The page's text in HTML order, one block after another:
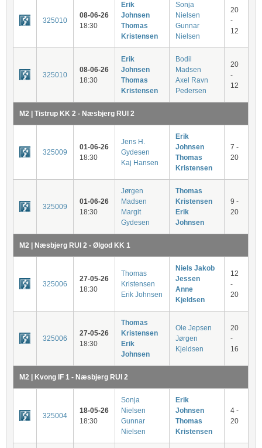
325010
08-06-26
18:30
Erik
Johnsen
Thomas
Kristensen
Sonja
Nielsen
Gunnar
Nielsen
20
-
12
325010
08-06-26
18:30
Erik
Johnsen
Thomas
Kristensen
Bodil
Madsen
Axel Ravn
Pedersen
20
-
12
M2 | Tistrup KK 2 - Næsbjerg RUI 2
325009
01-06-26
18:30
Jens H.
Gydesen
Kaj Hansen
Erik
Johnsen
Thomas
Kristensen
7 -
20
325009
01-06-26
18:30
Jørgen
Madsen
Margit
Gydesen
Thomas
Kristensen
Erik
Johnsen
9 -
20
M2 | Næsbjerg RUI 2 - Ølgod KK 1
325006
27-05-26
18:30
Thomas
Kristensen
Erik Johnsen
Niels Jakob
Jessen
Anne
Kjeldsen
12
-
20
325006
27-05-26
18:30
Thomas
Kristensen
Erik
Johnsen
Ole Jepsen
Jørgen
Kjeldsen
20
-
16
M2 | Kvong IF 1 - Næsbjerg RUI 2
325004
18-05-26
18:30
Sonja
Nielsen
Gunnar
Nielsen
Erik
Johnsen
Thomas
Kristensen
4 -
20